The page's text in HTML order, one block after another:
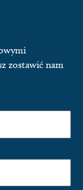
zostawić nam